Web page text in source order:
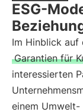
ESG-
Im Hinblick auf
Garantien für
interessierten
einem